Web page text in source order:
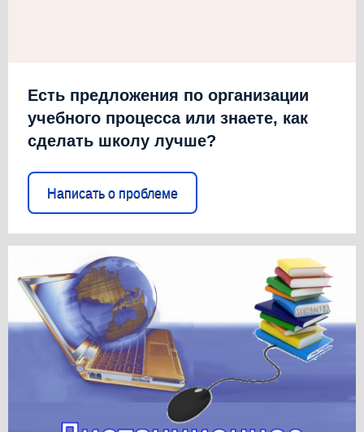
Есть предложения по организации
учебного процесса или знаете, как
сделать школу лучше?
Написать о проблеме